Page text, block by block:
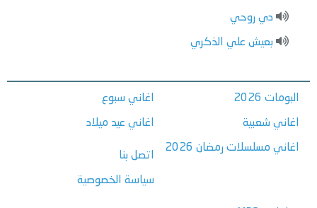
دي روحي
بعيش علي الذكري
البومات 2026
اغاني شعبية
اغاني مسلسلات رمضان 2026
اغاني سبوع
اغاني عيد ميلاد
اتصل بنا
سياسة الخصوصية